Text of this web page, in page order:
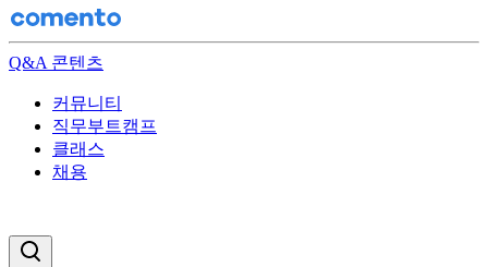
Q&A 콘텐츠
커뮤니티
직무부트캠프
클래스
채용